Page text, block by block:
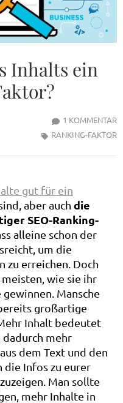
Inhalts ein
1 KOMMENTAR
RANKING-FAKTOR
gut für ein
aber auch die
SEO-Ranking-
alleine schon der
um die
zu erreichen. Doch
wie sie ihr
Mansche
großartige
Inhalt bedeutet
mehr
dem Text und den
Infos zu eurer
Man sollte
mehr Inhalte in